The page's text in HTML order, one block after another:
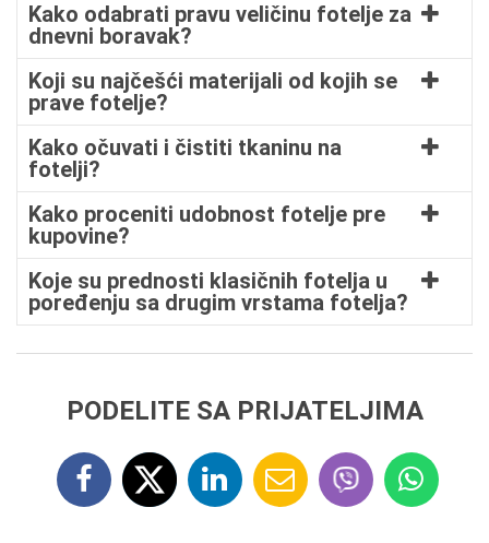
Kako odabrati pravu veličinu fotelje za
dnevni boravak?
Koji su najčešći materijali od kojih se
prave fotelje?
Kako očuvati i čistiti tkaninu na
fotelji?
Kako proceniti udobnost fotelje pre
kupovine?
Koje su prednosti klasičnih fotelja u
poređenju sa drugim vrstama fotelja?
PODELITE SA PRIJATELJIMA